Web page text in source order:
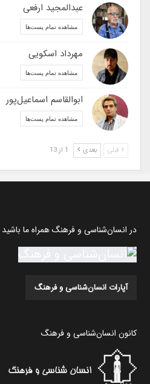
عبدالمجید ارفعی
مشاهده تمام پست‌ها
مهرداد اسکویی
مشاهده تمام پست‌ها
ابوالقاسم اسماعیل‌پور
مشاهده تمام پست‌ها
قبلی بعدی
در انسان‌شناسی و فرهنگ همراه ما باشید
آپارات انسان‌شناسی و فرهنگ
کانون انسان‌شناسی و فرهنگ